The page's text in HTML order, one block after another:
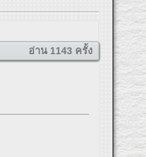
อ่าน 1143 ครั้ง